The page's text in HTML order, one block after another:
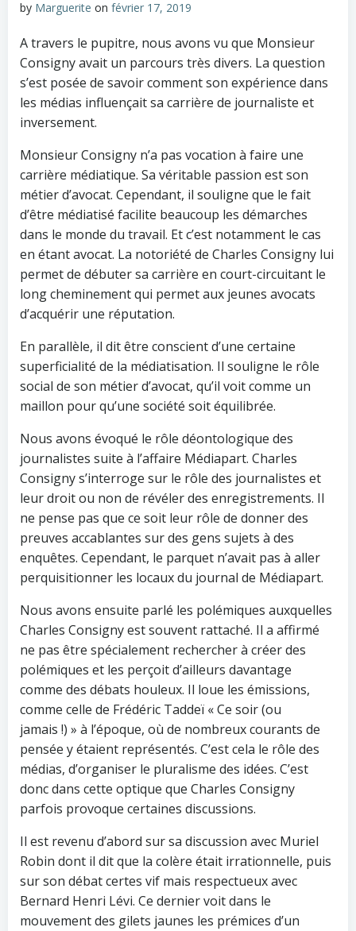
by Marguerite on février 17, 2019
A travers le pupitre, nous avons vu que Monsieur
Consigny avait un parcours très divers. La question
s’est posée de savoir comment son expérience dans
les médias influençait sa carrière de journaliste et
inversement.
Monsieur Consigny n’a pas vocation à faire une
carrière médiatique. Sa véritable passion est son
métier d’avocat. Cependant, il souligne que le fait
d’être médiatisé facilite beaucoup les démarches
dans le monde du travail. Et c’est notamment le cas
en étant avocat. La notoriété de Charles Consigny lui
permet de débuter sa carrière en court-circuitant le
long cheminement qui permet aux jeunes avocats
d’acquérir une réputation.
En parallèle, il dit être conscient d’une certaine
superficialité de la médiatisation. Il souligne le rôle
social de son métier d’avocat, qu’il voit comme un
maillon pour qu’une société soit équilibrée.
Nous avons évoqué le rôle déontologique des
journalistes suite à l’affaire Médiapart. Charles
Consigny s’interroge sur le rôle des journalistes et
leur droit ou non de révéler des enregistrements. Il
ne pense pas que ce soit leur rôle de donner des
preuves accablantes sur des gens sujets à des
enquêtes. Cependant, le parquet n’avait pas à aller
perquisitionner les locaux du journal de Médiapart.
Nous avons ensuite parlé les polémiques auxquelles
Charles Consigny est souvent rattaché. Il a affirmé
ne pas être spécialement rechercher à créer des
polémiques et les perçoit d’ailleurs davantage
comme des débats houleux. Il loue les émissions,
comme celle de Frédéric Taddeï « Ce soir (ou
jamais !) » à l’époque, où de nombreux courants de
pensée y étaient représentés. C’est cela le rôle des
médias, d’organiser le pluralisme des idées. C’est
donc dans cette optique que Charles Consigny
parfois provoque certaines discussions.
Il est revenu d’abord sur sa discussion avec Muriel
Robin dont il dit que la colère était irrationnelle, puis
sur son débat certes vif mais respectueux avec
Bernard Henri Lévi. Ce dernier voit dans le
mouvement des gilets jaunes les prémices d’un